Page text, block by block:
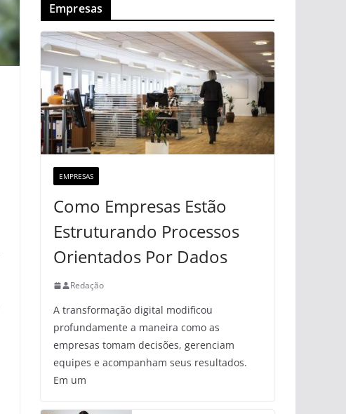
Empresas
EMPRESAS
Como Empresas Estão
Estruturando Processos
Orientados Por Dados
Redação
A transformação digital modificou
profundamente a maneira como as
empresas tomam decisões, gerenciam
equipes e acompanham seus resultados.
Em um